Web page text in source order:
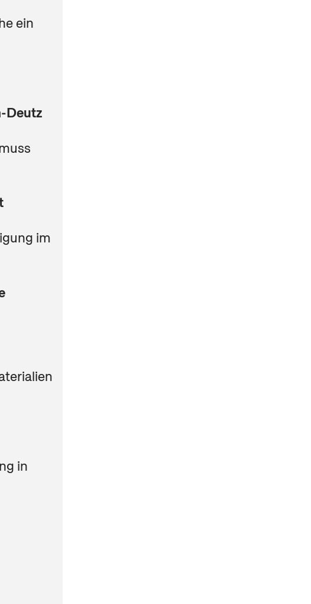
ein
Deutz
im
in